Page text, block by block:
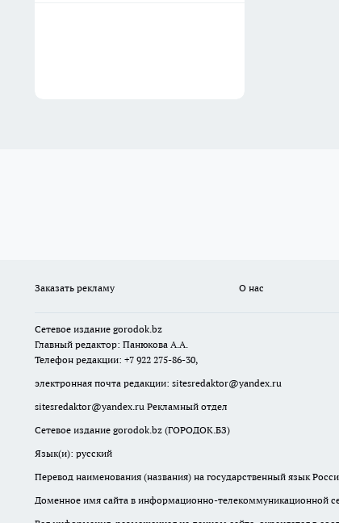
Заказать рекламу О нас
Сетевое издание gorodok.bz
Главный редактор: Панюкова А.А.
Телефон редакции: +7 922 275-86-30,
электронная почта редакции: sitesredaktor@yandex.ru
sitesredaktor@yandex.ru Рекламный отдел
Сетевое издание gorodok.bz (ГОРОДОК.БЗ)
Язык(и): русский
Перевод наименования (названия) на государственный язык
Доменное имя сайта в информационно-телекоммуникационной